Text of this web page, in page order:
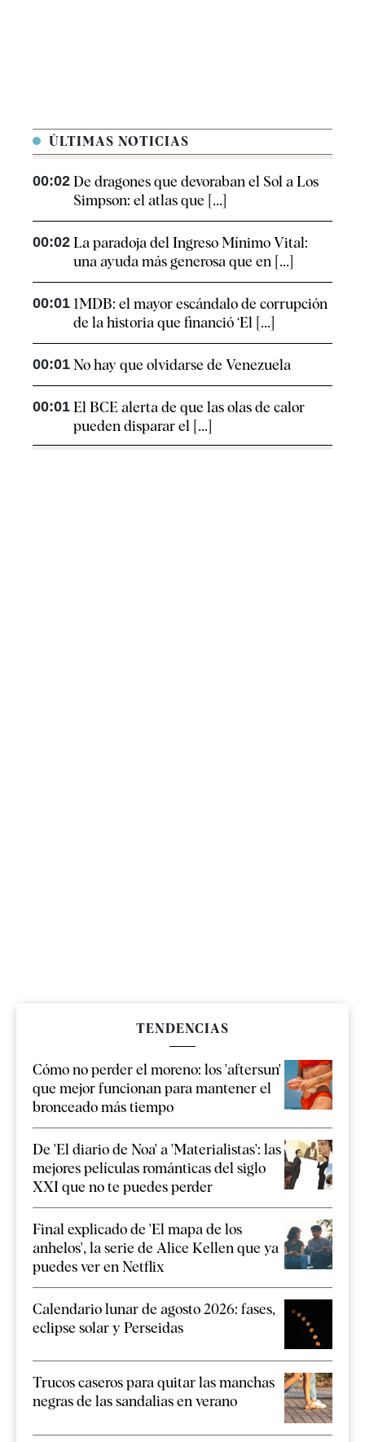
ÚLTIMAS NOTICIAS
00:02 De dragones que devoraban el Sol a Los
Simpson: el atlas que [...]
00:02 La paradoja del Ingreso Mínimo Vital:
una ayuda más generosa que en [...]
00:01 1MDB: el mayor escándalo de corrupción
de la historia que financió ‘El [...]
00:01 No hay que olvidarse de Venezuela
00:01 El BCE alerta de que las olas de calor
pueden disparar el [...]
TENDENCIAS
Cómo no perder el moreno: los 'aftersun'
que mejor funcionan para mantener el
bronceado más tiempo
De 'El diario de Noa' a 'Materialistas': las
mejores películas románticas del siglo
XXI que no te puedes perder
Final explicado de 'El mapa de los
anhelos', la serie de Alice Kellen que ya
puedes ver en Netflix
Calendario lunar de agosto 2026: fases,
eclipse solar y Perseidas
Trucos caseros para quitar las manchas
negras de las sandalias en verano